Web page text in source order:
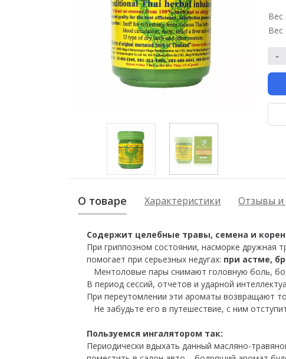
Вес
Вес
-
О товаре Характеристики Отзывы и
Содержит целебные травы, семена и
При гриппозном состоянии, насморке дружная
помогает при серьезных недугах: при астме,
Ментоловые пары снимают головную боль,
В период сессий, отчетов и ударной
При переутомлении эти ароматы возвращают
Не забудьте его в путешествие, с ним
Пользуемся ингалятором так:
Периодически вдыхать данный масляно-